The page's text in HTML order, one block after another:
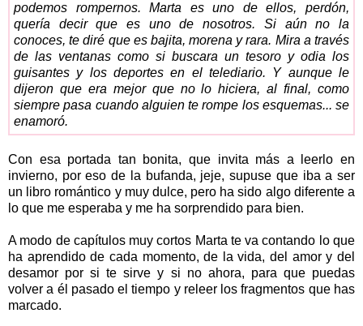
podemos rompernos. Marta es uno de ellos, perdón,
quería decir que es uno de nosotros. Si aún no la
conoces, te diré que es bajita, morena y rara. Mira a través
de las ventanas como si buscara un tesoro y odia los
guisantes y los deportes en el telediario. Y aunque le
dijeron que era mejor que no lo hiciera, al final, como
siempre pasa cuando alguien te rompe los esquemas... se
enamoró.
Con esa portada tan bonita, que invita más a leerlo en
invierno, por eso de la bufanda, jeje, supuse que iba a ser
un libro romántico y muy dulce, pero ha sido algo diferente a
lo que me esperaba y me ha sorprendido para bien.
A modo de capítulos muy cortos Marta te va contando lo que
ha aprendido de cada momento, de la vida, del amor y del
desamor por si te sirve y si no ahora, para que puedas
volver a él pasado el tiempo y releer los fragmentos que has
marcado.